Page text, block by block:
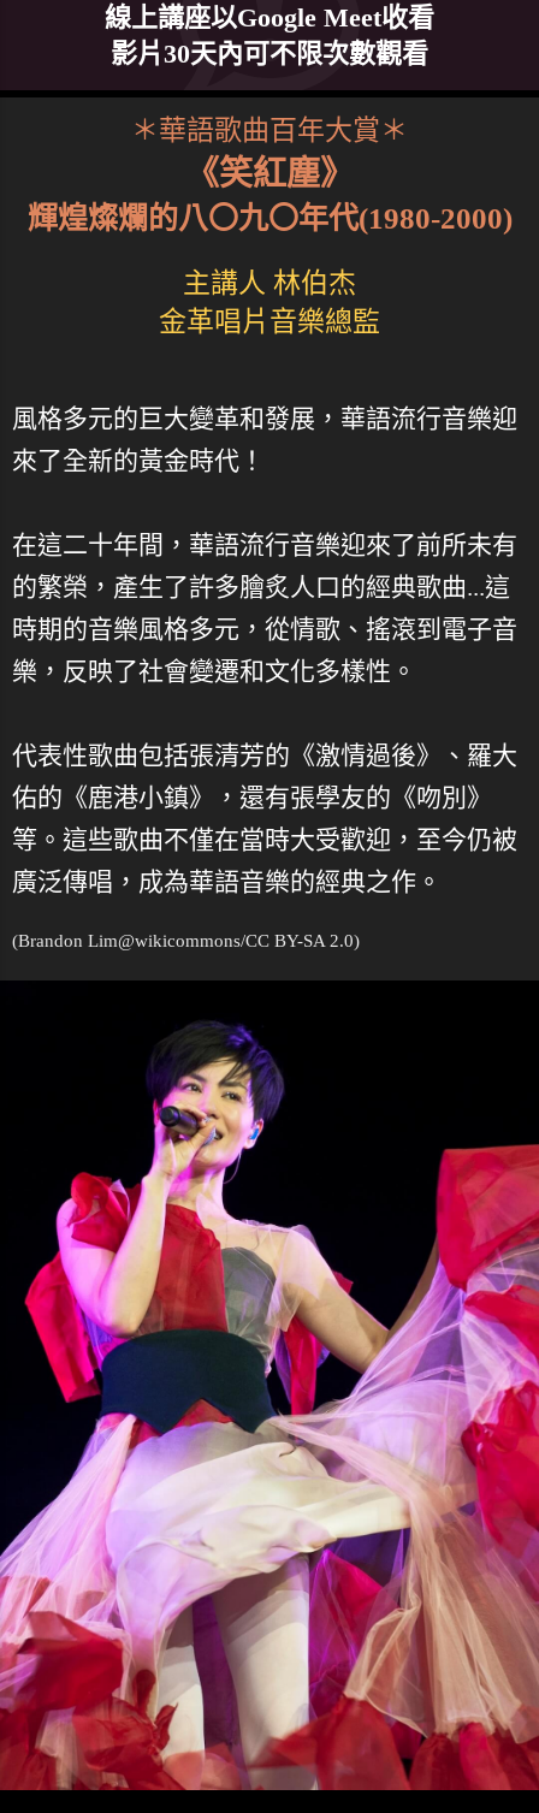
線上講座以Google Meet收看
影片30天內可不限次數觀看
＊華語歌曲百年大賞＊
《笑紅塵》
輝煌燦爛的八〇九〇年代(1980-2000)
主講人 林伯杰
金革唱片音樂總監
風格多元的巨大變革和發展，華語流行音樂迎
來了全新的黃金時代！
在這二十年間，華語流行音樂迎來了前所未有
的繁榮，產生了許多膾炙人口的經典歌曲...這
時期的音樂風格多元，從情歌、搖滾到電子音
樂，反映了社會變遷和文化多樣性。
代表性歌曲包括張清芳的《激情過後》、羅大
佑的《鹿港小鎮》，還有張學友的《吻別》
等。這些歌曲不僅在當時大受歡迎，至今仍被
廣泛傳唱，成為華語音樂的經典之作。
(Brandon Lim@wikicommons/CC BY-SA 2.0)